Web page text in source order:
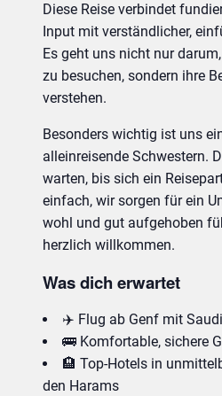
Diese Reise verbindet
Input mit verständlicher,
Es geht uns nicht nur
zu besuchen, sondern ihre
verstehen.
Besonders wichtig ist uns
alleinreisende Schwestern.
warten, bis sich ein
einfach, wir sorgen für ein
wohl und gut aufgehoben
herzlich willkommen.
Was dich erwartet
✈️ Flug ab Genf mit
🚌 Komfortable, sichere
🏨 Top-Hotels in
den Harams